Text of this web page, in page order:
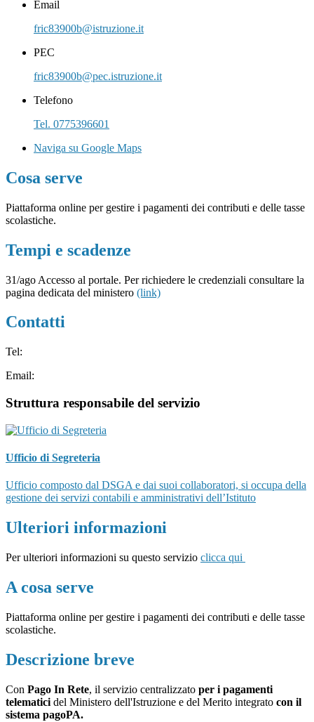
Email
fric83900b@istruzione.it
PEC
fric83900b@pec.istruzione.it
Telefono
Tel. 0775396601
Naviga su Google Maps
Cosa serve
Piattaforma online per gestire i pagamenti dei contributi e delle tasse
scolastiche.
Tempi e scadenze
31/ago Accesso al portale. Per richiedere le credenziali consultare la
pagina dedicata del ministero (link)
Contatti
Tel:
Email:
Struttura responsabile del servizio
Ufficio di Segreteria
Ufficio composto dal DSGA e dai suoi collaboratori, si occupa della
gestione dei servizi contabili e amministrativi dell’Istituto
Ulteriori informazioni
Per ulteriori informazioni su questo servizio clicca qui
A cosa serve
Piattaforma online per gestire i pagamenti dei contributi e delle tasse
scolastiche.
Descrizione breve
Con Pago In Rete, il servizio centralizzato per i pagamenti
telematici del Ministero dell'Istruzione e del Merito integrato con il
sistema pagoPA.